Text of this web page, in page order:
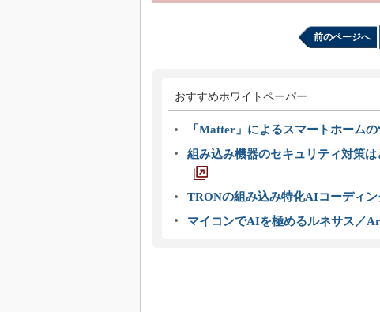
前のページへ
おすすめホワイトペーパー
「Matter」によるスマートホーム
組み込み機器のセキュリティ対策
TRONの組み込み特化AIコーディ
マイコンでAIを極めるルネサス／